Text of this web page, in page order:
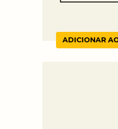
ADICIONAR